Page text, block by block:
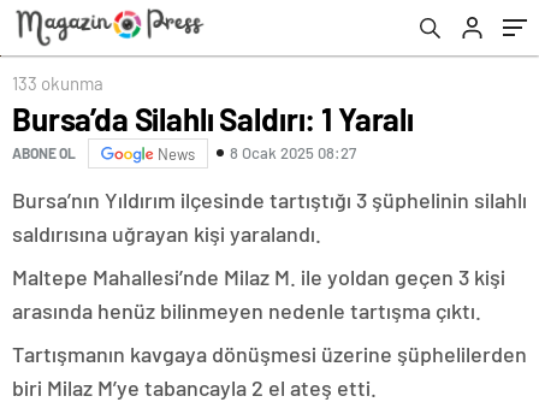
133 okunma
Bursa’da Silahlı Saldırı: 1 Yaralı
ABONE OL News 8 Ocak 2025 08:27
Bursa’nın Yıldırım ilçesinde tartıştığı 3 şüphelinin silahlı
saldırısına uğrayan kişi yaralandı.
Maltepe Mahallesi’nde Milaz M. ile yoldan geçen 3 kişi
arasında henüz bilinmeyen nedenle tartışma çıktı.
Tartışmanın kavgaya dönüşmesi üzerine şüphelilerden
biri Milaz M’ye tabancayla 2 el ateş etti.